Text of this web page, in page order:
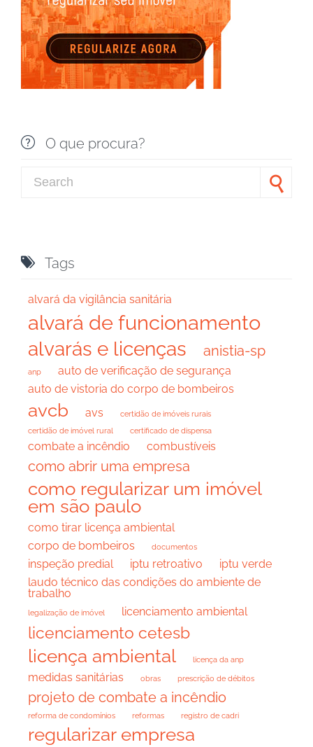
 O que procura?
 Tags
alvará da vigilância sanitária
alvará de funcionamento
alvarás e licenças anistia-sp
anp
auto de verificação de segurança
auto de vistoria do corpo de bombeiros
avcb avs
certidão de imóveis rurais
certidão de imóvel rural
certificado de dispensa
combate a incêndio combustíveis
como abrir uma empresa
como regularizar um imóvel
em são paulo
como tirar licença ambiental
corpo de bombeiros
documentos
inspeção predial iptu retroativo
iptu verde
laudo técnico das condições do ambiente de
trabalho
legalização de imóvel licenciamento ambiental
licenciamento cetesb
licença ambiental licença da anp
medidas sanitárias obras prescrição de débitos
projeto de combate a incêndio
reforma de condomínios reformas registro de cadri
regularizar empresa